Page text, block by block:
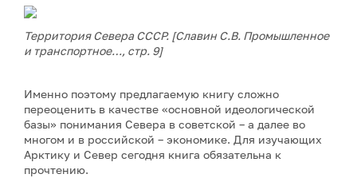
Территория Севера СССР. [Славин С.В. Промышленное
и транспортное…, стр. 9]
Именно поэтому предлагаемую книгу сложно
переоценить в качестве «основной идеологической
базы» понимания Севера в советской – а далее во
многом и в российской – экономике. Для изучающих
Арктику и Север сегодня книга обязательна к
прочтению.